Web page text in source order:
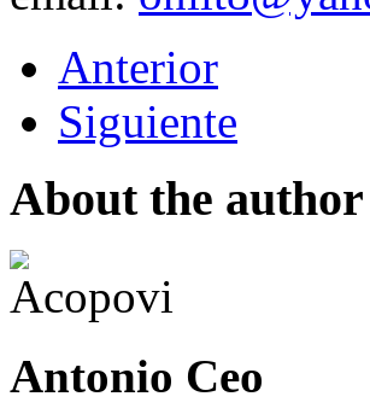
Anterior
Siguiente
About the
Antonio Ceo